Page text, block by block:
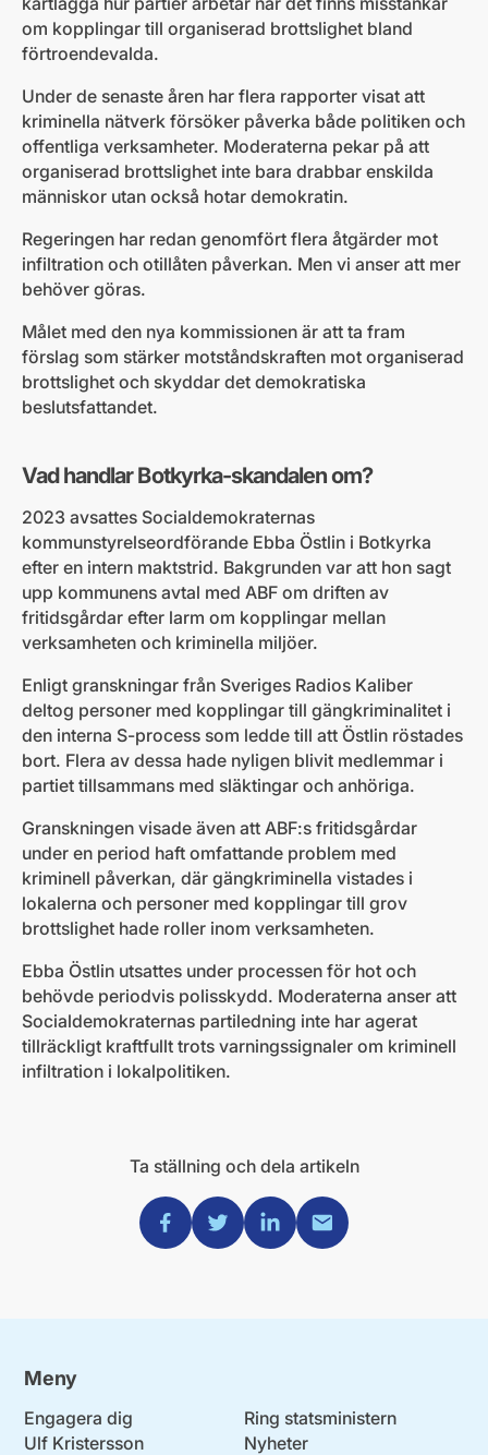
om kopplingar till organiserad brottslighet bland
förtroendevalda.
Under de senaste åren har flera rapporter visat att
kriminella nätverk försöker påverka både politiken och
offentliga verksamheter. Moderaterna pekar på att
organiserad brottslighet inte bara drabbar enskilda
människor utan också hotar demokratin.
Regeringen har redan genomfört flera åtgärder mot
infiltration och otillåten påverkan. Men vi anser att mer
behöver göras.
Målet med den nya kommissionen är att ta fram
förslag som stärker motståndskraften mot organiserad
brottslighet och skyddar det demokratiska
beslutsfattandet.
Vad handlar Botkyrka-skandalen om?
2023 avsattes Socialdemokraternas
kommunstyrelseordförande Ebba Östlin i Botkyrka
efter en intern maktstrid. Bakgrunden var att hon sagt
upp kommunens avtal med ABF om driften av
fritidsgårdar efter larm om kopplingar mellan
verksamheten och kriminella miljöer.
Enligt granskningar från Sveriges Radios Kaliber
deltog personer med kopplingar till gängkriminalitet i
den interna S-process som ledde till att Östlin röstades
bort. Flera av dessa hade nyligen blivit medlemmar i
partiet tillsammans med släktingar och anhöriga.
Granskningen visade även att ABF:s fritidsgårdar
under en period haft omfattande problem med
kriminell påverkan, där gängkriminella vistades i
lokalerna och personer med kopplingar till grov
brottslighet hade roller inom verksamheten.
Ebba Östlin utsattes under processen för hot och
behövde periodvis polisskydd. Moderaterna anser att
Socialdemokraternas partiledning inte har agerat
tillräckligt kraftfullt trots varningssignaler om kriminell
infiltration i lokalpolitiken.
Ta ställning och dela artikeln
Dela via Facebook
Dela via Twitter
Dela via Linkedin
Dela via Mail
Meny
Engagera dig
Ulf Kristersson
Ring statsministern
Nyheter